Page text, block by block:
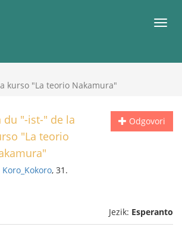
Meni
kurso "La teorio Nakamura"
Odgovori
du "-ist-" de la
"La teorio
Koro_Kokoro, 31.
Jezik: Esperanto